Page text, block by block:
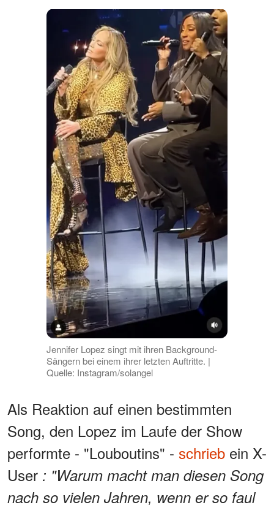
Jennifer Lopez singt mit ihren Background-
Sängern bei einem ihrer letzten Auftritte. |
Quelle: Instagram/solangel
Als Reaktion auf einen bestimmten
Song, den Lopez im Laufe der Show
performte - "Louboutins" - schrieb ein X-
User : "Warum macht man diesen Song
nach so vielen Jahren, wenn er so faul